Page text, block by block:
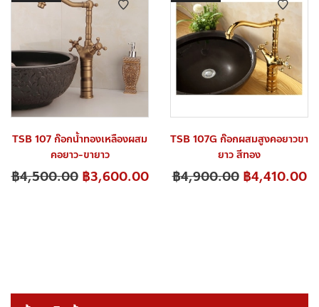
TSB 107 ก๊อกน้ำทองเหลืองผสม
คอยาว-ขายาว
฿4,500.00 ฿3,600.00
TSB 107G ก๊อกผสมสูงคอยาวขา
ยาว สีทอง
฿4,900.00 ฿4,410.00